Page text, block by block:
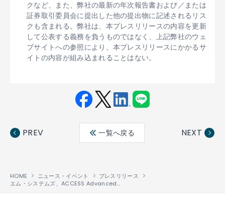
クなど、また、弊社の最新の年次報告書および／または
証券取引委員会に提出した他の提出物に記述されるリス
クも含まれる。弊社は、本プレスリリースの内容を更新
して公表する義務を負うものではなく、上記弊社のウェ
ブサイトへの参照により、本プレスリリースにかかるサ
イトの内容が組み込まれることはない。
ebo ter
edin
PREV 一覧へ戻る NEXT
HOME ニュース・イベント
プレスリリース
エム・システムズ、ACCESS Advanced Allianceに参加